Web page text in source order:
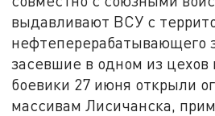
выдавливают ВСУ с
нефтеперерабатывающего
засевшие в одном из цехов
боевики 27 июня открыли
массивам Лисичанска,